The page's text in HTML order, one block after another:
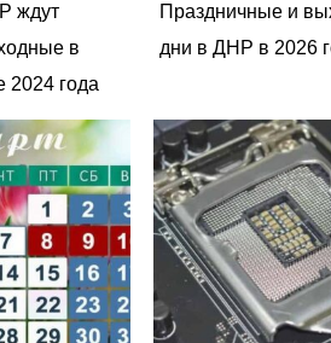
ждут
в
2024 года
Праздничные и
дни в ДНР в 2026